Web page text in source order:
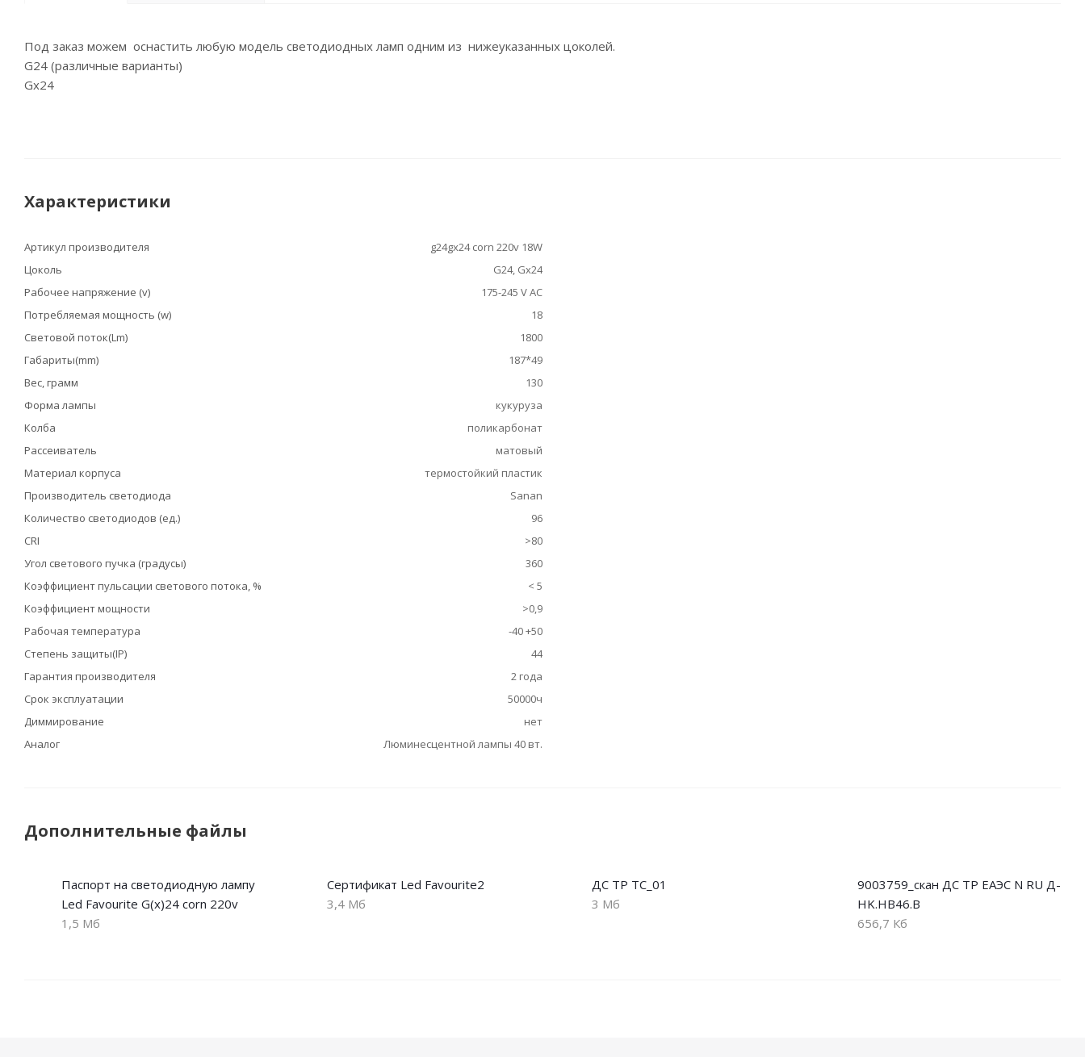
Под заказ можем оснастить любую модель светодиодных ламп одним из нижеуказанных цоколей.
G24 (различные варианты)
Gx24
Характеристики
Артикул производителя
g24gx24 corn 220v 18W
Цоколь
G24, Gx24
Рабочее напряжение (v)
175-245 V AC
Потребляемая мощность (w)
18
Световой поток(Lm)
1800
Габариты(mm)
187*49
Вес, грамм
130
Форма лампы
кукуруза
Колба
поликарбонат
Рассеиватель
матовый
Материал корпуса
термостойкий пластик
Производитель светодиода
Sanan
Количество светодиодов (ед.)
96
CRI
>80
Угол светового пучка (градусы)
360
Коэффициент пульсации светового потока, %
< 5
Коэффициент мощности
>0,9
Рабочая температура
-40 +50
Степень защиты(IP)
44
Гарантия производителя
2 года
Срок эксплуатации
50000ч
Диммирование
нет
Аналог
Люминесцентной лампы 40 вт.
Дополнительные файлы
Паспорт на светодиодную лампу
Led Favourite G(x)24 corn 220v
1,5 Мб
Сертификат Led Favourite2
3,4 Мб
ДС ТР ТС_01
3 Мб
9003759_скан ДС ТР ЕАЭС N RU Д-
HK.НВ46.В
656,7 Кб